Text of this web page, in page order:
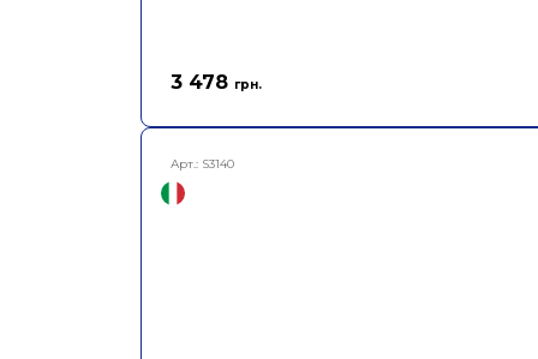
3 478 грн.
Арт.: S3140